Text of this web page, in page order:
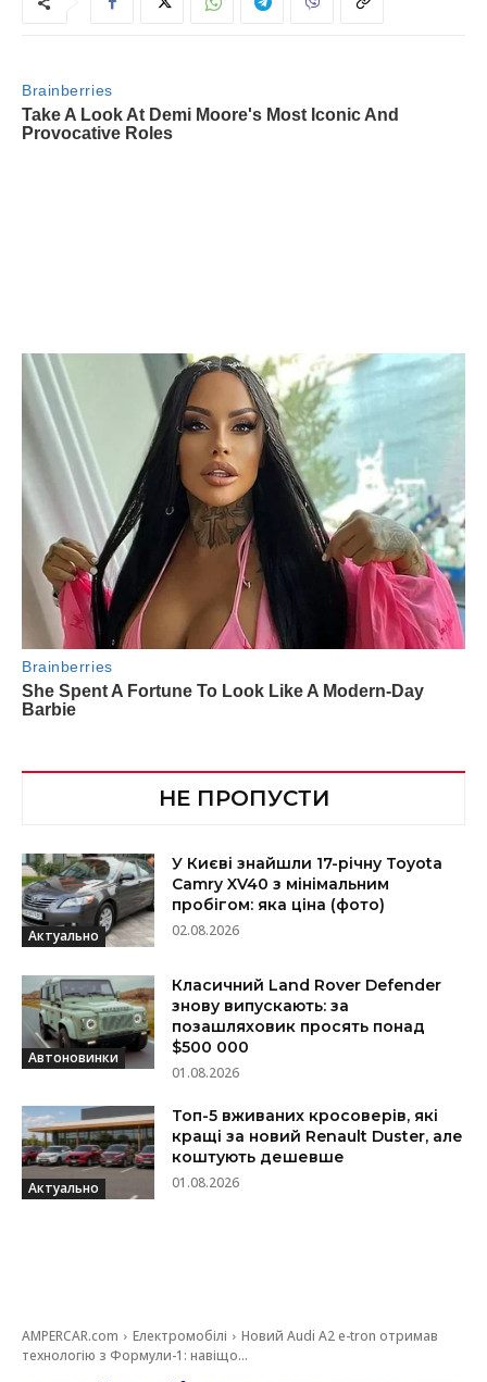
НЕ ПРОПУСТИ
Актуально
У Києві знайшли 17-річну Toyota
Camry XV40 з мінімальним
пробігом: яка ціна (фото)
02.08.2026
Автоновинки
Класичний Land Rover Defender
знову випускають: за
позашляховик просять понад
$500 000
01.08.2026
Актуально
Топ-5 вживаних кросоверів, які
кращі за новий Renault Duster, але
коштують дешевше
01.08.2026